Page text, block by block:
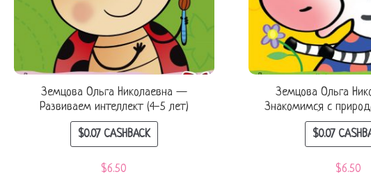
Земцова Ольга Николаевна —
Развиваем интеллект (4-5 лет)
$0.07CASHBACK
$6.50
Земцова Ольга
Знакомимся с
$0.07
$6.50